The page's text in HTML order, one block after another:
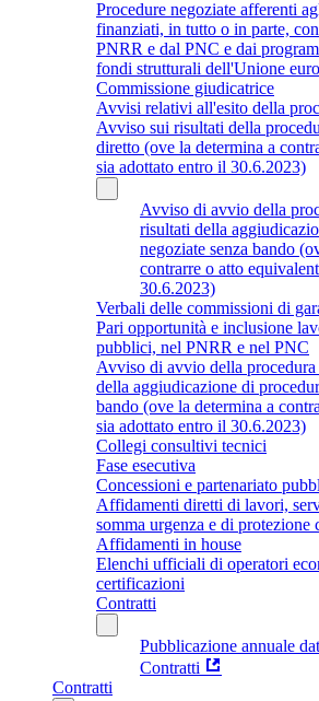
Procedure negoziate afferenti
finanziati, in tutto o in parte,
PNRR e dal PNC e dai
fondi strutturali dell'Unione
Commissione giudicatrice
Avvisi relativi all'esito della
Avviso sui risultati della
diretto (ove la determina a
sia adottato entro il 30.6.2023)
Avviso di avvio della
risultati della
negoziate senza bando
contrarre o atto
30.6.2023)
Verbali delle commissioni di
Pari opportunità e inclusione
pubblici, nel PNRR e nel PNC
Avviso di avvio della
della aggiudicazione di
bando (ove la determina a
sia adottato entro il 30.6.2023)
Collegi consultivi tecnici
Fase esecutiva
Concessioni e partenariato
Affidamenti diretti di lavori,
somma urgenza e di protezione
Affidamenti in house
Elenchi ufficiali di operatori
certificazioni
Contratti
Pubblicazione annuale
Contratti
Contratti